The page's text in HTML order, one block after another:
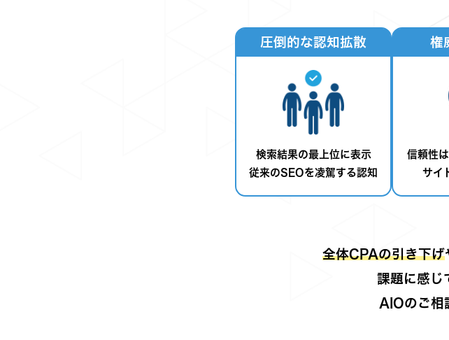
圧倒的な認知拡散
検索結果の最上位に表示
従来のSEOを凌駕する認知
権
信頼性
サイ
全体CPAの引き下げ
課題に感じ
AIOのご相